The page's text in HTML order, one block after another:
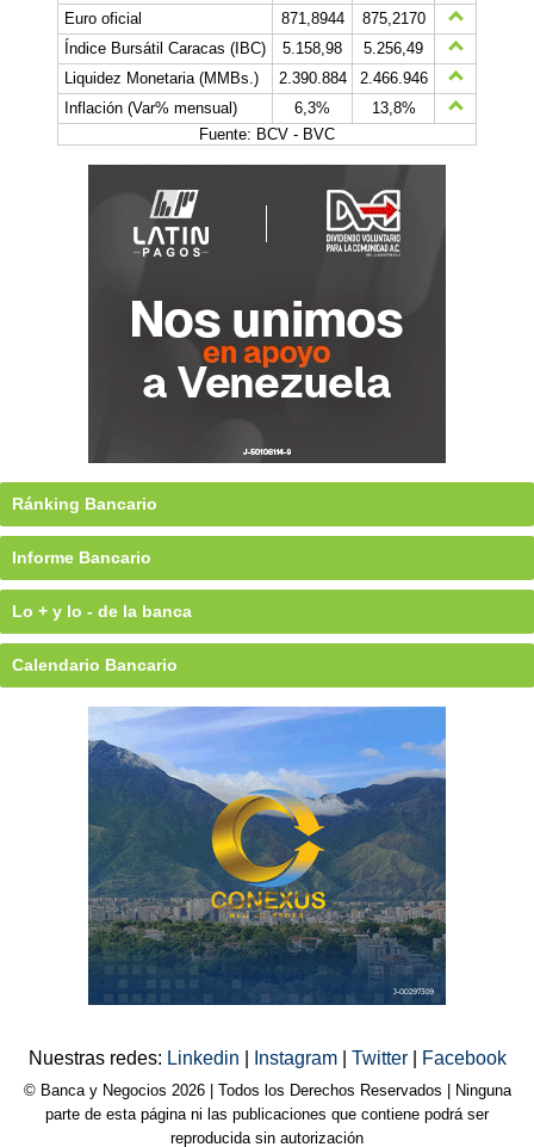
Euro oficial
871,8944
875,2170
Índice Bursátil Caracas (IBC)
5.158,98
5.256,49
Liquidez Monetaria (MMBs.)
2.390.884
2.466.946
Inflación (Var% mensual)
6,3%
13,8%
Fuente: BCV - BVC
Ránking Bancario
Informe Bancario
Lo + y lo - de la banca
Calendario Bancario
Nuestras redes: Linkedin Instagram Twitter Facebook
© Banca y Negocios 2026 | Todos los Derechos Reservados | Ninguna
parte de esta página ni las publicaciones que contiene podrá ser
reproducida sin autorización